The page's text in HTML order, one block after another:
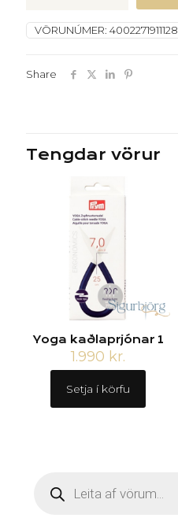
quantity
VÖRUNÚMER: 4002271911128
Share
Tengdar vörur
Yoga kaðlaprjónar 1
1.990 kr.
Setja í körfu
search